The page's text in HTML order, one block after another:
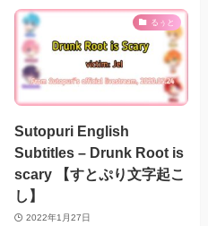
るぅと
Sutopuri English
Subtitles – Drunk Root is
scary 【すとぷり文字起こ
し】
2022年1月27日